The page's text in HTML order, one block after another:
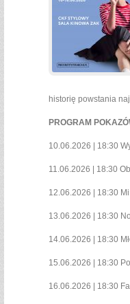
historię powstania
PROGRAM
10.06.2026 | 18:30
11.06.2026 | 18:30
12.06.2026 | 18:30
13.06.2026 | 18:30
14.06.2026 | 18:30
15.06.2026 | 18:30
16.06.2026 | 18:30